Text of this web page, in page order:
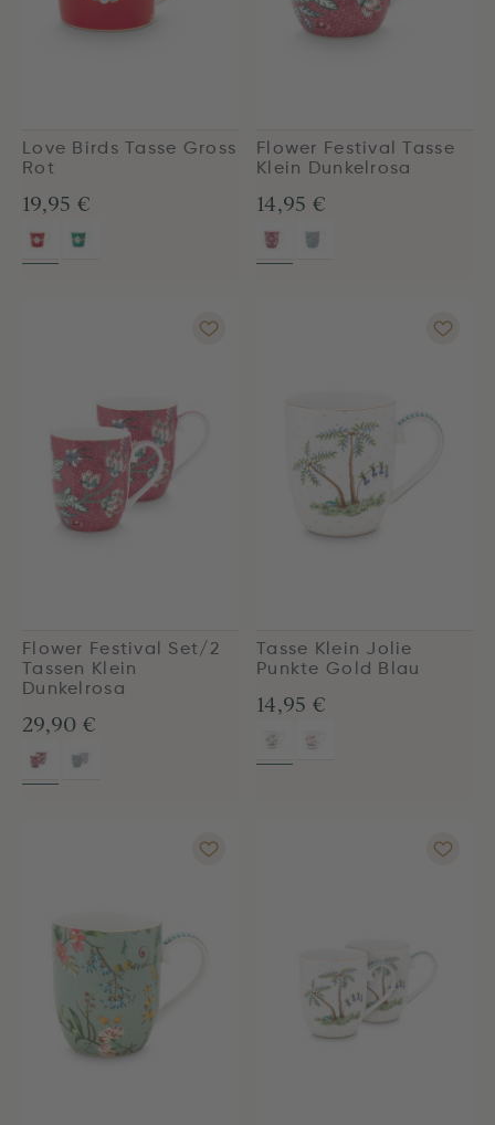
Love Birds Tasse Gross
Rot
19,95 €
Flower Festival Tasse
Klein Dunkelrosa
14,95 €
Flower Festival Set/2
Tassen Klein
Dunkelrosa
29,90 €
Tasse Klein Jolie
Punkte Gold Blau
14,95 €